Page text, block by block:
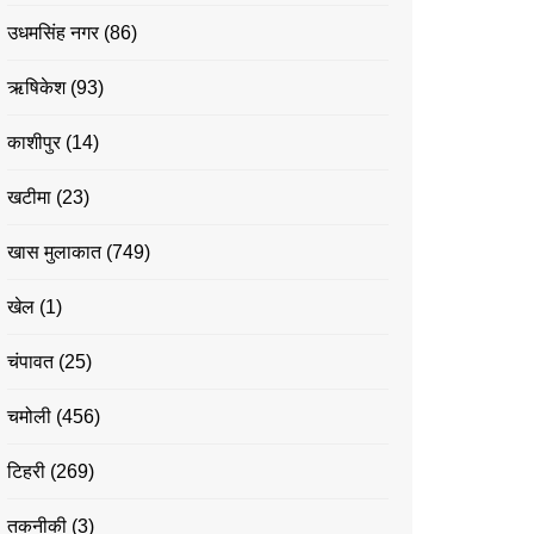
उधमसिंह नगर(86)
ऋषिकेश(93)
काशीपुर(14)
खटीमा (23)
खास मुलाकात(749)
खेल (1)
चंपावत(25)
चमोली (456)
टिहरी (269)
तकनीकी (3)